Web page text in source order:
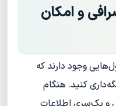
و امکان
وجود دارند که
کنید. هنگام